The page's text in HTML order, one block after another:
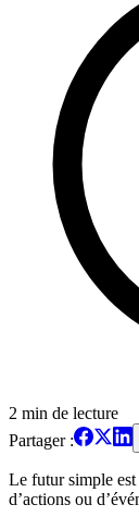
2 min de lecture
Partager :
Le futur simple
d’actions ou